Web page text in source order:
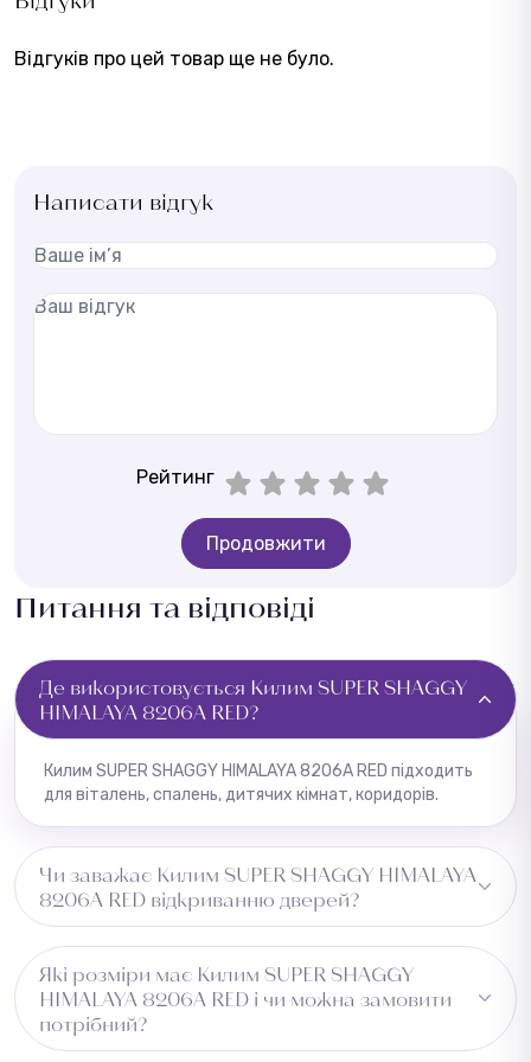
Відгуків про цей товар ще не було.
Написати відгук
Рейтинг
Продовжити
Питання та відповіді
Де використовується Килим SUPER SHAGGY
HIMALAYA 8206A RED?
Килим SUPER SHAGGY HIMALAYA 8206A RED підходить
для віталень, спалень, дитячих кімнат, коридорів.
Чи заважає Килим SUPER SHAGGY HIMALAYA
8206A RED відкриванню дверей?
Рекомендуємо перевірити зазор під дверима перед
встановленням.
Які розміри має Килим SUPER SHAGGY
HIMALAYA 8206A RED і чи можна замовити
потрібний?